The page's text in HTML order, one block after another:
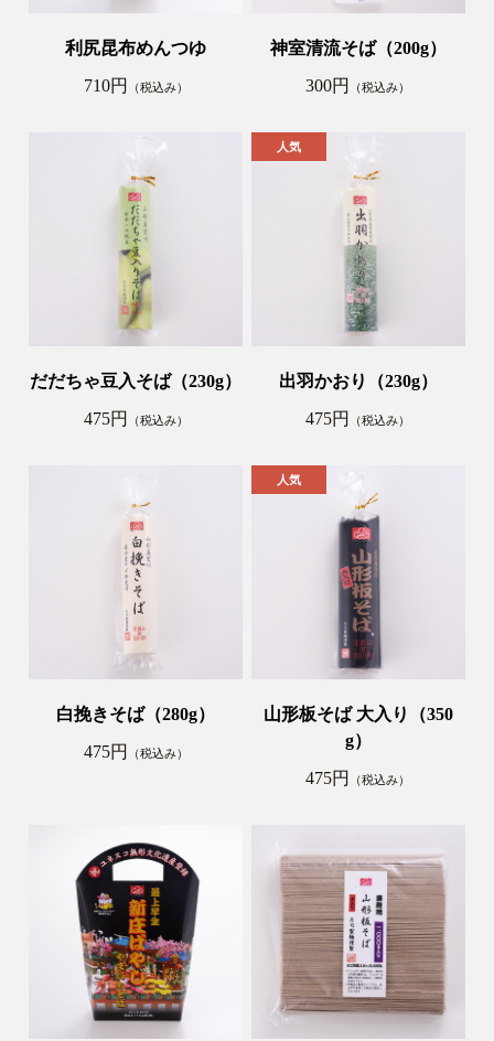
利尻昆布めんつゆ
710円
（税込み）
神室清流そば（200g）
300円
（税込み）
だだちゃ豆入そば（230g）
475円
（税込み）
出羽かおり（230g）
475円
（税込み）
白挽きそば（280g）
475円
（税込み）
山形板そば 大入り（350
g）
475円
（税込み）